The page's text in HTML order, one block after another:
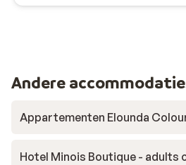
Andere
Appartementen Elounda
Hotel Minois Boutique - adults